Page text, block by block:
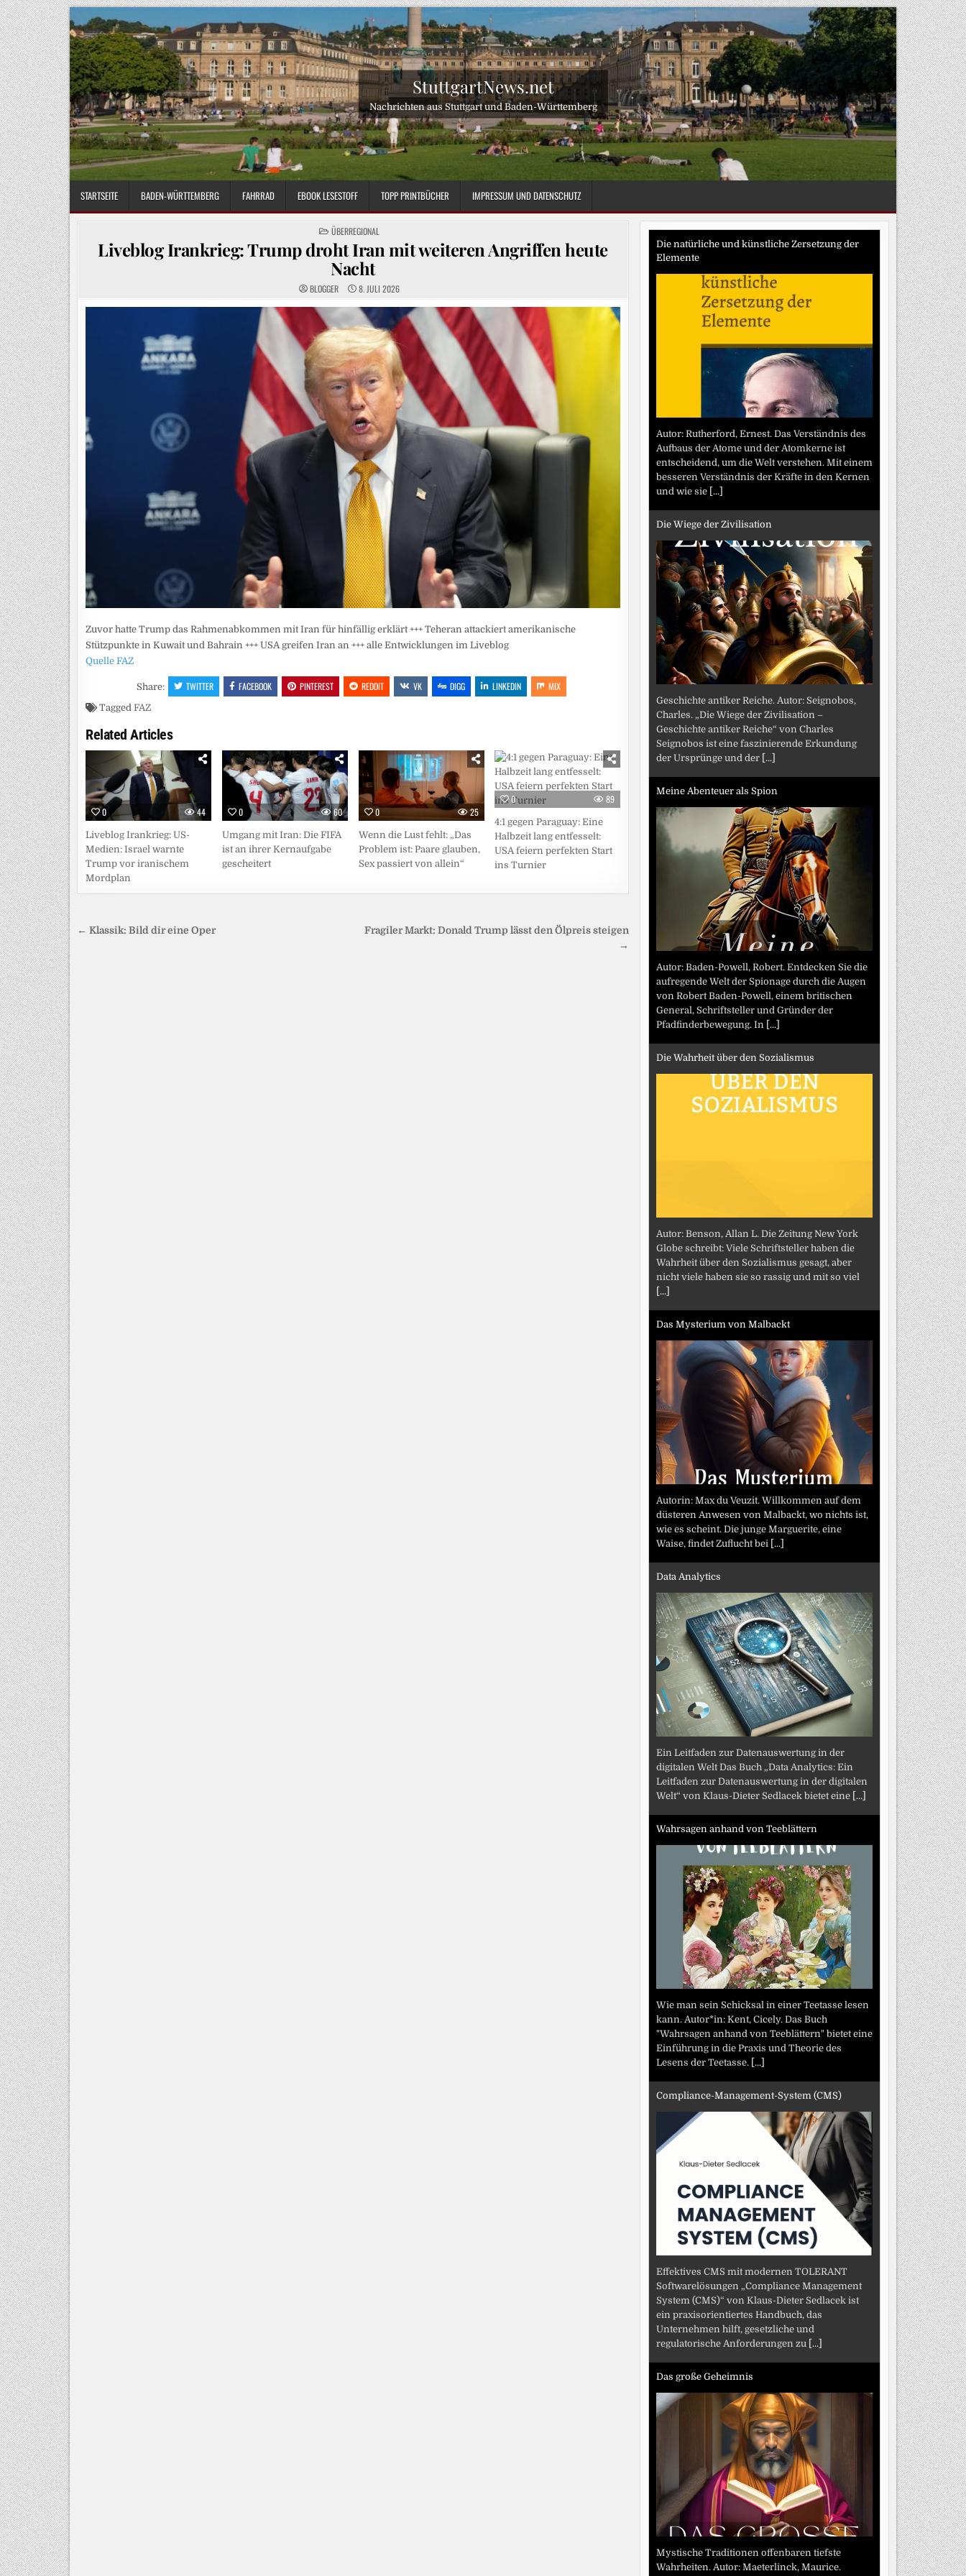
Skip
to
content
StuttgartNews.net
Nachrichten aus Stuttgart und Baden-Württemberg
STARTSEITE BADEN-WÜRTTEMBERG FAHRRAD EBOOK LESESTOFF TOPP PRINTBÜCHER IMPRESSUM UND DATENSCHUTZ
POSTED
IN
ÜBERREGIONAL
Liveblog Irankrieg: Trump droht Iran mit weiteren Angriffen heute
Nacht
BLOGGER 8. JULI 2026
Zuvor hatte Trump das Rahmenabkommen mit Iran für hinfällig erklärt +++ Teheran attackiert amerikanische
Stützpunkte in Kuwait und Bahrain +++ USA greifen Iran an +++ alle Entwicklungen im Liveblog
Quelle FAZ
Share: TWITTER FACEBOOK PINTEREST REDDIT VK DIGG LINKEDIN MIX
Tagged FAZ
Related Articles
0 44
Liveblog Irankrieg: US-
Medien: Israel warnte
Trump vor iranischem
Mordplan
0 60
Umgang mit Iran: Die FIFA
ist an ihrer Kernaufgabe
gescheitert
0 25
Wenn die Lust fehlt: „Das
Problem ist: Paare glauben,
Sex passiert von allein“
0 89
4:1 gegen Paraguay: Eine
Halbzeit lang entfesselt:
USA feiern perfekten Start
ins Turnier
Beitragsnavigation
Fragiler Markt: Donald Trump lässt den Ölpreis steigen
→
← Klassik: Bild dir eine Oper
Die natürliche und künstliche Zersetzung der
Elemente
Autor: Rutherford, Ernest. Das Verständnis des
Aufbaus der Atome und der Atomkerne ist
entscheidend, um die Welt verstehen. Mit einem
besseren Verständnis der Kräfte in den Kernen
und wie sie [...]
Die Wiege der Zivilisation
Geschichte antiker Reiche. Autor: Seignobos,
Charles. „Die Wiege der Zivilisation –
Geschichte antiker Reiche“ von Charles
Seignobos ist eine faszinierende Erkundung
der Ursprünge und der [...]
Meine Abenteuer als Spion
Autor: Baden-Powell, Robert. Entdecken Sie die
aufregende Welt der Spionage durch die Augen
von Robert Baden-Powell, einem britischen
General, Schriftsteller und Gründer der
Pfadfinderbewegung. In [...]
Die Wahrheit über den Sozialismus
Autor: Benson, Allan L. Die Zeitung New York
Globe schreibt: Viele Schriftsteller haben die
Wahrheit über den Sozialismus gesagt, aber
nicht viele haben sie so rassig und mit so viel
[...]
Das Mysterium von Malbackt
Autorin: Max du Veuzit. Willkommen auf dem
düsteren Anwesen von Malbackt, wo nichts ist,
wie es scheint. Die junge Marguerite, eine
Waise, findet Zuflucht bei [...]
Data Analytics
Ein Leitfaden zur Datenauswertung in der
digitalen Welt Das Buch „Data Analytics: Ein
Leitfaden zur Datenauswertung in der digitalen
Welt“ von Klaus-Dieter Sedlacek bietet eine [...]
Wahrsagen anhand von Teeblättern
Wie man sein Schicksal in einer Teetasse lesen
kann. Autor*in: Kent, Cicely. Das Buch
"Wahrsagen anhand von Teeblättern" bietet eine
Einführung in die Praxis und Theorie des
Lesens der Teetasse. [...]
Compliance-Management-System (CMS)
Effektives CMS mit modernen TOLERANT
Softwarelösungen „Compliance Management
System (CMS)“ von Klaus-Dieter Sedlacek ist
ein praxisorientiertes Handbuch, das
Unternehmen hilft, gesetzliche und
regulatorische Anforderungen zu [...]
Das große Geheimnis
Mystische Traditionen offenbaren tiefste
Wahrheiten. Autor: Maeterlinck, Maurice.